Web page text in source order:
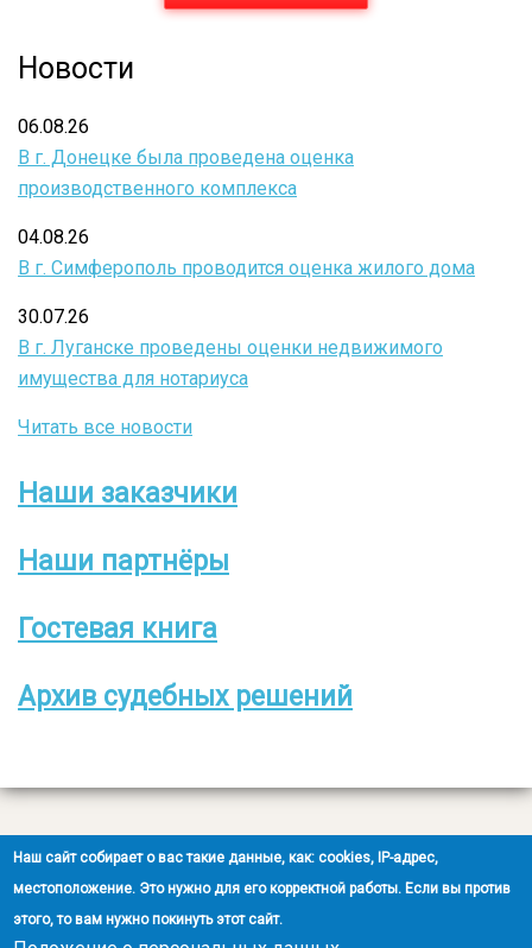
Новости
06.08.26
В г. Донецке была проведена оценка
производственного комплекса
04.08.26
В г. Симферополь проводится оценка жилого дома
30.07.26
В г. Луганске проведены оценки недвижимого
имущества для нотариуса
Читать все новости
Боковое
меню
Наши заказчики
Наши партнёры
Гостевая книга
Архив судебных решений
Все права защищены
2008-2026 © ООО НЭОО «ЭКСПЕРТ»
Создание сайта- Ra-Don.ru
Наш сайт собирает о вас такие данные, как: cookies, IP-адрес,
местоположение. Это нужно для его корректной работы. Если вы против
этого, то вам нужно покинуть этот сайт.